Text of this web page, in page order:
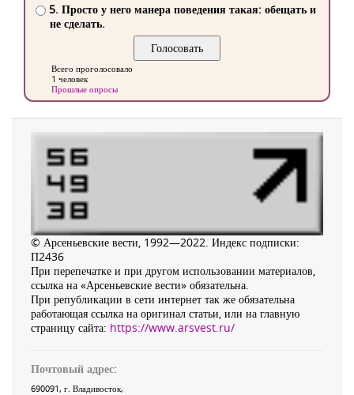
5. Просто у него манера поведения такая: обещать и
не сделать.
Всего проголосовало
1 человек
Прошлые опросы
© Арсеньевские вести, 1992—2022. Индекс подписки:
П2436
При перепечатке и при другом использовании материалов,
ссылка на «Арсеньевские вести» обязательна.
При републикации в сети интернет так же обязательна
работающая ссылка на оригинал статьи, или на главную
страницу сайта: https://www.arsvest.ru/
Почтовый адрес:
690091, г. Владивосток,